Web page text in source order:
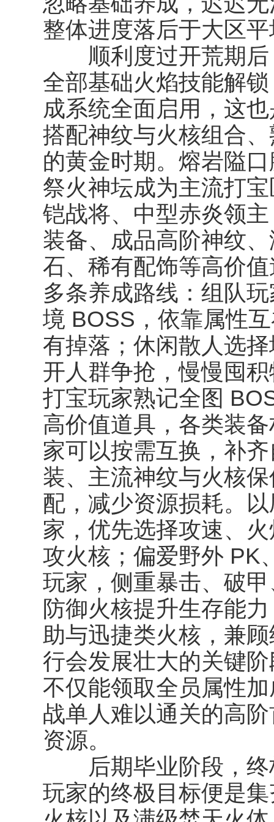
整体进度落后于大区
顺利度过开荒期后
全部基础火焰技能解
成系统全面启用，这
搭配神纹与火核组合
的黄金时期。熔岩隘
祭火神坛成为主流打
铠战将、中型赤炎领
装备、成品高阶神纹
石、稀有配饰等高价
多条养成路线：组队
境 BOSS，依靠属性
有掉落；休闲散人选
开人群争抢，慢慢囤
打宝玩家熟记全图
高价值道具，各类装
家可以按需互换，补
装、主流神纹与火核
配，减少资源损耗。
家，优先选择攻速、
攻火核；偏爱野外 PK
玩家，侧重暴击、破
防御火核提升生存能
助与迅捷类火核，兼
行会发展壮大的关键
不仅能领取全员属性
战单人难以通关的高
资源。
后期毕业阶段，终
玩家的终极目标便是